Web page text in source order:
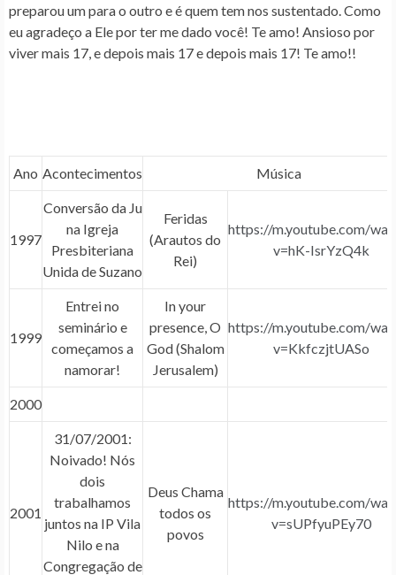
preparou um para o outro e é quem tem nos sustentado. Como
eu agradeço a Ele por ter me dado você! Te amo! Ansioso por
viver mais 17, e depois mais 17 e depois mais 17! Te amo!!
Ano Acontecimentos Música
1997
Conversão da Ju
na Igreja
Presbiteriana
Unida de Suzano
Feridas
(Arautos do
Rei)
https://m.youtube.com/
v=hK-IsrYzQ4k
1999
Entrei no
seminário e
começamos a
namorar!
In your
presence, O
God (Shalom
Jerusalem)
https://m.youtube.com/
v=KkfczjtUASo
2000
2001
31/07/2001:
Noivado! Nós
dois
trabalhamos
juntos na IP Vila
Nilo e na
Congregação de
Deus Chama
todos os
povos
https://m.youtube.com/
v=sUPfyuPEy70